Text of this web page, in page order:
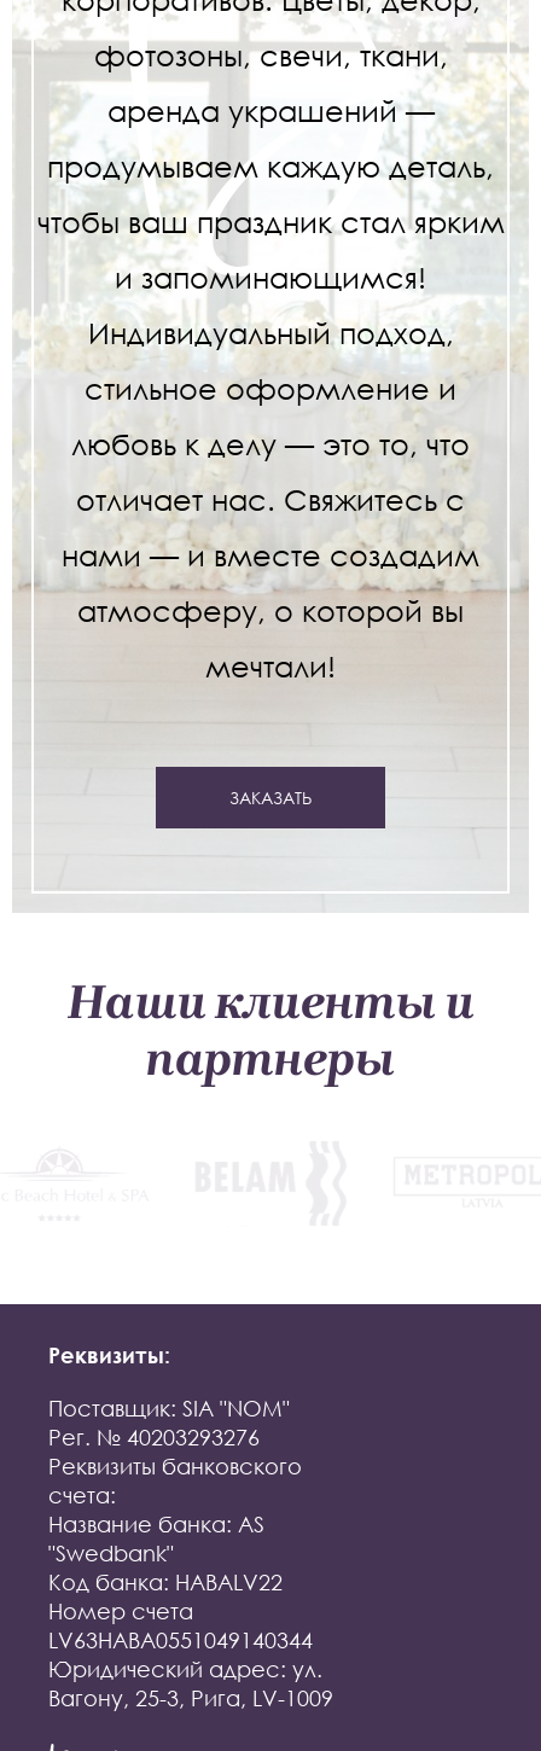
фотозоны, свечи, ткани,
аренда украшений —
продумываем каждую деталь,
чтобы ваш праздник стал ярким
и запоминающимся!
Индивидуальный подход,
стильное оформление и
любовь к делу — это то, что
отличает нас. Свяжитесь с
нами — и вместе создадим
атмосферу, о которой вы
мечтали!
ЗАКАЗАТЬ
Наши клиенты и
партнеры
Реквизиты:
Поставщик: SIA "NOM"
Рег. № 40203293276
Реквизиты банковского
счета:
Название банка: AS
"Swedbank"
Код банка: HABALV22
Номер счета
LV63HABA0551049140344
Юридический адрес: ул.
Вагону, 25-3, Рига, LV-1009